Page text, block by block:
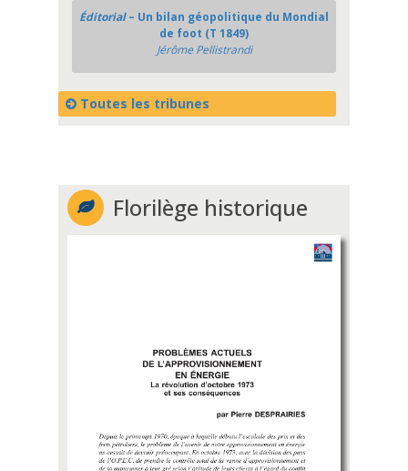
Éditorial– Un bilan géopolitique du Mondial
de foot (T 1849)
Jérôme Pellistrandi
Toutes les tribunes
Florilège historique